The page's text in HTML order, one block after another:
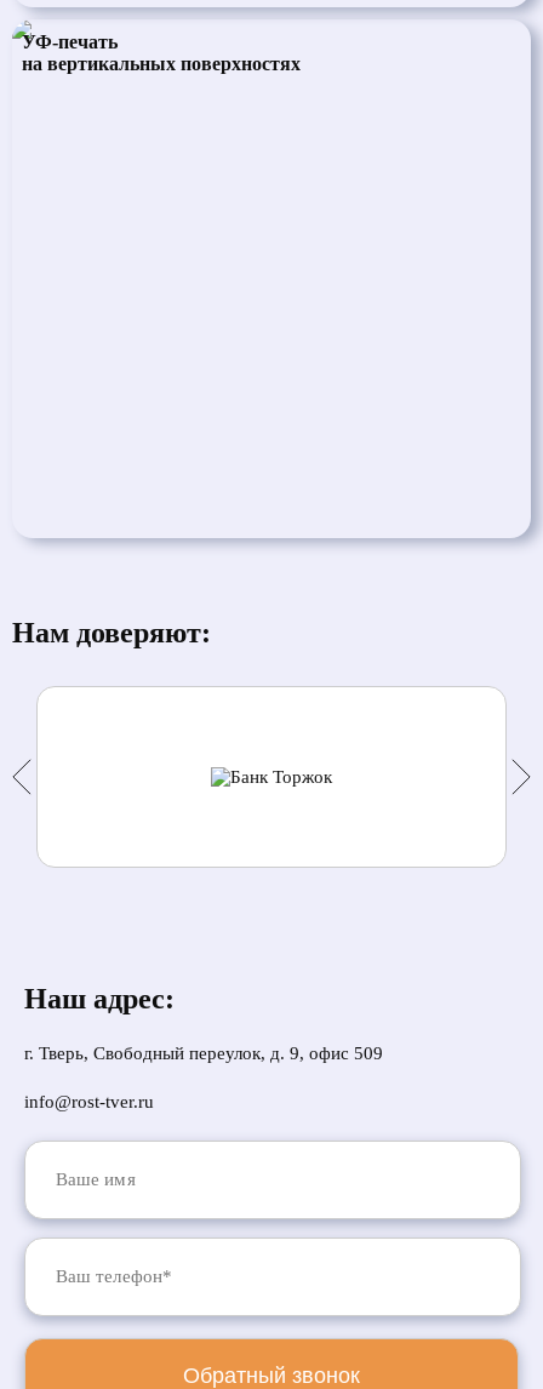
УФ-печать
на вертикальных поверхностях
Нам доверяют:
Наш адрес:
г. Тверь, Свободный переулок, д. 9, офис 509
info@rost-tver.ru
Обратный звонок